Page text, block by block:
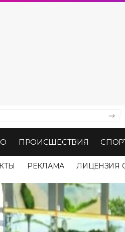
ПРОИСШЕСТВИЯ
РЕКЛАМА ЛИЦЕНЗИЯ